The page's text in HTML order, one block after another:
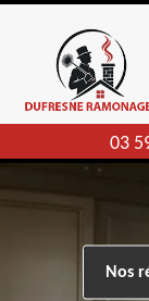
03
Nos